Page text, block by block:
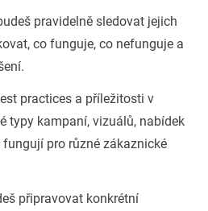
pravidelně sledovat jejich
co funguje, co nefunguje a
practices a příležitosti v
typy kampaní, vizuálů, nabídek
pro různé zákaznické
připravovat konkrétní